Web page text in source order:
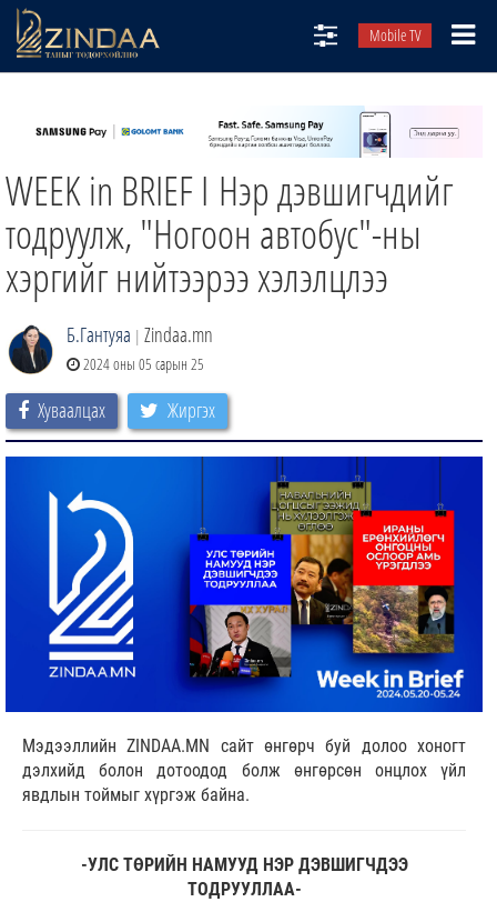
Mobile TV
ТВ8
ӨГЛӨӨНИЙ СОНИН
ЗИНДАА СЭТГҮҮЛ
WEEK in BRIEF I Нэр дэвшигчдийг
тодруулж, "Ногоон автобус"-ны
хэргийг нийтээрээ хэлэлцлээ
Б.Гантуяа | Zindaa.mn
2024 оны 05 сарын 25
Хуваалцах Жиргэх
Мэдээллийн ZINDAA.MN сайт өнгөрч буй долоо хоногт
дэлхийд болон дотоодод болж өнгөрсөн онцлох үйл
явдлын тоймыг хүргэж байна.
-УЛС ТӨРИЙН НАМУУД НЭР ДЭВШИГЧДЭЭ
ТОДРУУЛЛАА-